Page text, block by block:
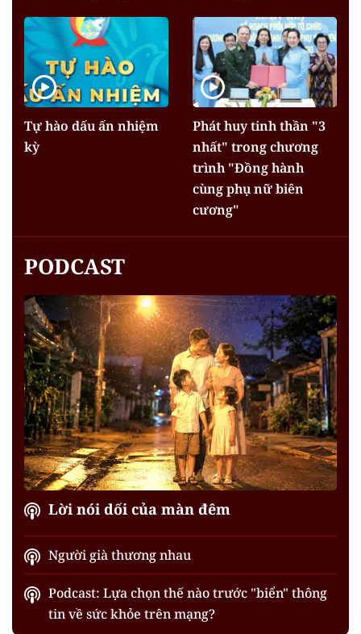
Tự hào dấu ấn nhiệm
kỳ
Phát huy tinh thần "3
nhất" trong chương
trình "Đồng hành
cùng phụ nữ biên
cương"
PODCAST
Lời nói dối của màn đêm
Người già thương nhau
Podcast: Lựa chọn thế nào trước "biển" thông
tin về sức khỏe trên mạng?